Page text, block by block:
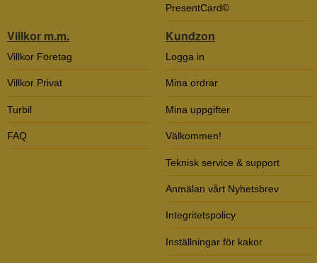
PresentCard©
Villkor m.m.
Villkor Företag
Villkor Privat
Turbil
FAQ
Kundzon
Logga in
Mina ordrar
Mina uppgifter
Välkommen!
Teknisk service & support
Anmälan vårt Nyhetsbrev
Integritetspolicy
Inställningar för kakor